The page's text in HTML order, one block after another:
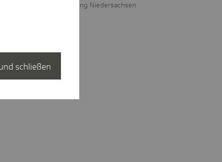
Landesvertretung Niedersachsen
schließen